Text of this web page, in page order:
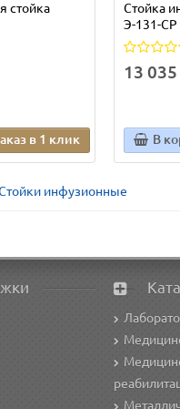
стойка
в 1 клик
Стойка
Э-131-СР
13 035
В
инфузионные